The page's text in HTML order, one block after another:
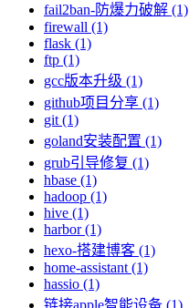
fail2ban-防爆力破解 (1)
firewall (1)
flask (1)
ftp (1)
gcc版本升级 (1)
github项目分享 (1)
git (1)
goland安装配置 (1)
grub引导修复 (1)
hbase (1)
hadoop (1)
hive (1)
harbor (1)
hexo-搭建博客 (1)
home-assistant (1)
hassio (1)
链接apple智能设备 (1)